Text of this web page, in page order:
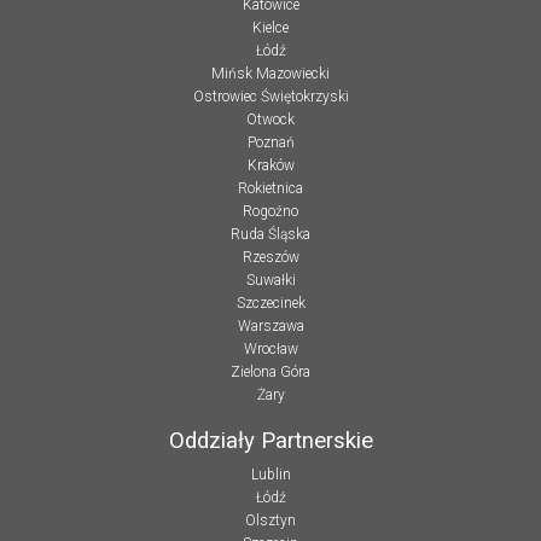
Katowice
Kielce
Łódź
Mińsk Mazowiecki
Ostrowiec Świętokrzyski
Otwock
Poznań
Kraków
Rokietnica
Rogoźno
Ruda Śląska
Rzeszów
Suwałki
Szczecinek
Warszawa
Wrocław
Zielona Góra
Żary
Oddziały Partnerskie
Lublin
Łódź
Olsztyn